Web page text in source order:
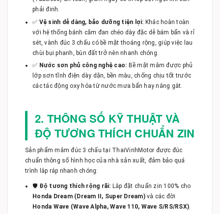
phải đinh.
✅ Vệ sinh dễ dàng, bảo dưỡng tiện lợi: Khác hoàn toàn
với hệ thống bánh căm đan chéo dày đặc dễ bám bẩn và rỉ
sét, vành đúc 3 chấu có bề mặt thoáng rộng, giúp việc lau
chùi bụi phanh, bùn đất trở nên nhanh chóng.
✅ Nước sơn phủ công nghệ cao: Bề mặt mâm được phủ
lớp sơn tĩnh điện dày dặn, bền màu, chống chịu tốt trước
các tác động oxy hóa từ nước mưa bẩn hay nắng gắt.
2. THÔNG SỐ KỸ THUẬT VÀ
ĐỘ TƯƠNG THÍCH CHUẨN ZIN
Sản phẩm mâm đúc 3 chấu tại ThaiVinhMotor được đúc
chuẩn thông số hình học của nhà sản xuất, đảm bảo quá
trình lắp ráp nhanh chóng:
🛡️ Độ tương thích rộng rãi: Lắp đặt chuẩn zin 100% cho
Honda Dream (Dream II, Super Dream)và các đời
Honda Wave (Wave Alpha, Wave 110, Wave S/RS/RSX).